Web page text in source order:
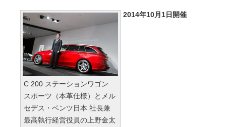
C 200 ステーションワゴン
スポーツ（本革仕様）とメル
セデス・ベンツ日本 社長兼
最高執行経営役員の上野金太
2014年10月1日開催